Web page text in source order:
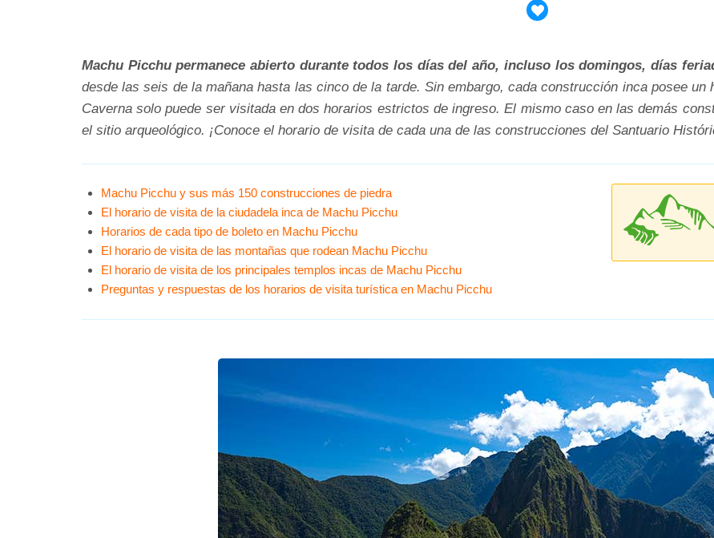
Machu Picchu permanece abierto durante todos los días del año, incluso los domingos, días
desde las seis de la mañana hasta las cinco de la tarde. Sin embargo, cada construcción inca posee
Caverna solo puede ser visitada en dos horarios estrictos de ingreso. El mismo caso en las demás
el sitio arqueológico. ¡Conoce el horario de visita de cada una de las construcciones del Santuario
Machu Picchu y sus más 150 construcciones de piedra
El horario de visita de la ciudadela inca de Machu Picchu
Horarios de cada tipo de boleto en Machu Picchu
El horario de visita de las montañas que rodean Machu Picchu
El horario de visita de los principales templos incas de Machu Picchu
Preguntas y respuestas de los horarios de visita turística en Machu Picchu